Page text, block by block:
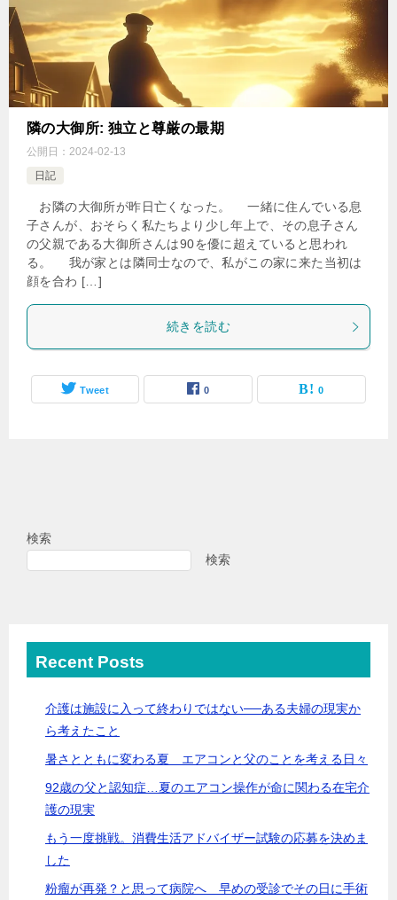
隣の大御所: 独立と尊厳の最期
公開日： 2024-02-13
日記
お隣の大御所が昨日亡くなった。 一緒に住んでいる息
子さんが、おそらく私たちより少し年上で、その息子さん
の父親である大御所さんは90を優に超えていると思われ
る。 我が家とは隣同士なので、私がこの家に来た当初は
顔を合わ […]
続きを読む
Tweet 0 0
検索
検索
Recent Posts
介護は施設に入って終わりではない──ある夫婦の現実か
ら考えたこと
暑さとともに変わる夏 エアコンと父のことを考える日々
92歳の父と認知症…夏のエアコン操作が命に関わる在宅介
護の現実
もう一度挑戦。消費生活アドバイザー試験の応募を決めま
した
粉瘤が再発？と思って病院へ 早めの受診でその日に手術